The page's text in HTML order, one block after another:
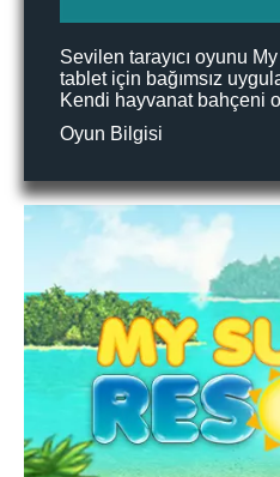
Sevilen tarayıcı oyunu
tablet için bağımsız
Kendi hayvanat bahçeni
Oyun Bilgisi